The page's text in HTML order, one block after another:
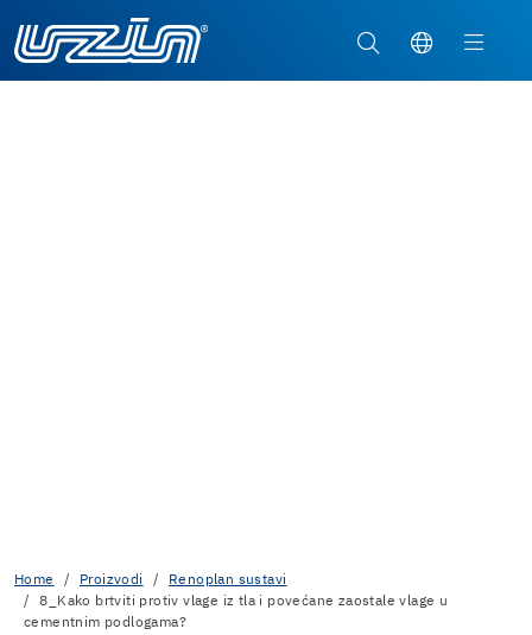
Home Proizvodi
Renoplan sustavi
8_Kako brtviti protiv vlage iz tla i povećane zaostale vlage u
cementnim podlogama?